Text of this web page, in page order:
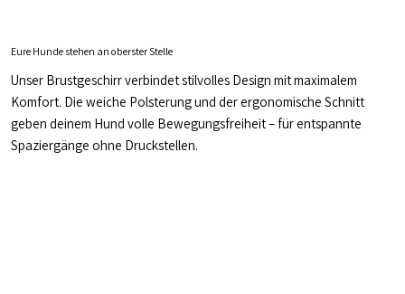
Eure Hunde stehen an oberster Stelle
Unser Brustgeschirr verbindet stilvolles Design mit maximalem
Komfort. Die weiche Polsterung und der ergonomische Schnitt
geben deinem Hund volle Bewegungsfreiheit – für entspannte
Spaziergänge ohne Druckstellen.